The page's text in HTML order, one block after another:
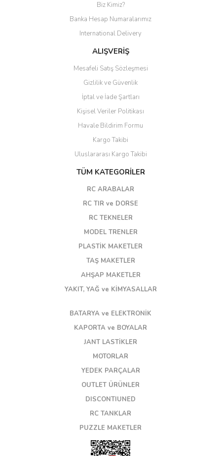
Biz Kimiz?
Banka Hesap Numaralarımız
International Delivery
ALIŞVERİŞ
Mesafeli Satış Sözleşmesi
Gizlilik ve Güvenlik
İptal ve İade Şartları
Kişisel Veriler Politikası
Havale Bildirim Formu
Kargo Takibi
Uluslararası Kargo Takibi
TÜM KATEGORİLER
RC ARABALAR
RC TIR ve DORSE
RC TEKNELER
MODEL TRENLER
PLASTİK MAKETLER
TAŞ MAKETLER
AHŞAP MAKETLER
YAKIT, YAĞ ve KİMYASALLAR
BATARYA ve ELEKTRONİK
KAPORTA ve BOYALAR
JANT LASTİKLER
MOTORLAR
YEDEK PARÇALAR
OUTLET ÜRÜNLER
DISCONTIUNED
RC TANKLAR
PUZZLE MAKETLER